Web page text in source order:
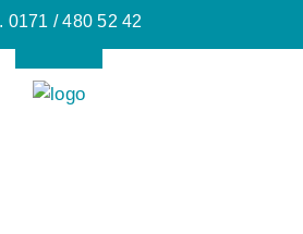
0171 / 480 52 42